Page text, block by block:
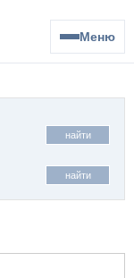
Меню
найти
найти